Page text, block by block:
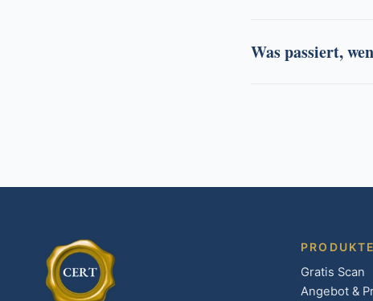
Was passiert,
PRODUKTE
Gratis Scan
Angebot &